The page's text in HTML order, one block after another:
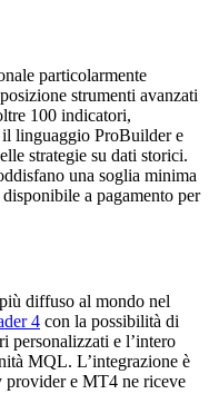
particolarmente
strumenti avanzati
100 indicatori,
linguaggio ProBuilder e
strategie su dati storici.
una soglia minima
a pagamento per
diffuso al mondo nel
4 con la possibilità di
e l’intero
MQL. L’integrazione è
e MT4 ne riceve